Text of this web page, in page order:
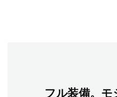
フル装備。モ